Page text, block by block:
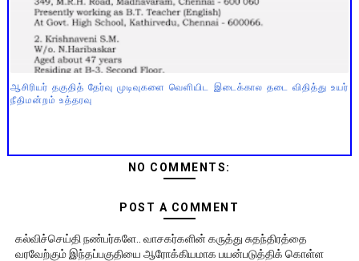
ஆசிரியர் தகுதித் தேர்வு முடிவுகளை வெளியிட இடைக்கால தடை விதித்து உயர்
நீதிமன்றம் உத்தரவு
NO COMMENTS:
POST A COMMENT
கல்விச்செய்தி நண்பர்களே.. வாசகர்களின் கருத்து சுதந்திரத்தை
வரவேற்கும் இந்தப்பகுதியை ஆரோக்கியமாக பயன்படுத்திக் கொள்ள